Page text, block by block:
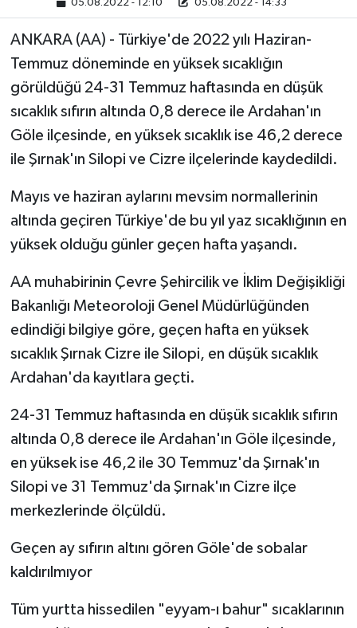
05.08.2022 - 12:10 05.08.2022 - 14:33
ANKARA (AA) - Türkiye'de 2022 yılı Haziran-
Temmuz döneminde en yüksek sıcaklığın
görüldüğü 24-31 Temmuz haftasında en düşük
sıcaklık sıfırın altında 0,8 derece ile Ardahan'ın
Göle ilçesinde, en yüksek sıcaklık ise 46,2 derece
ile Şırnak'ın Silopi ve Cizre ilçelerinde kaydedildi.
Mayıs ve haziran aylarını mevsim normallerinin
altında geçiren Türkiye'de bu yıl yaz sıcaklığının en
yüksek olduğu günler geçen hafta yaşandı.
AA muhabirinin Çevre Şehircilik ve İklim Değişikliği
Bakanlığı Meteoroloji Genel Müdürlüğünden
edindiği bilgiye göre, geçen hafta en yüksek
sıcaklık Şırnak Cizre ile Silopi, en düşük sıcaklık
Ardahan'da kayıtlara geçti.
24-31 Temmuz haftasında en düşük sıcaklık sıfırın
altında 0,8 derece ile Ardahan'ın Göle ilçesinde,
en yüksek ise 46,2 ile 30 Temmuz'da Şırnak'ın
Silopi ve 31 Temmuz'da Şırnak'ın Cizre ilçe
merkezlerinde ölçüldü.
Geçen ay sıfırın altını gören Göle'de sobalar
kaldırılmıyor
Tüm yurtta hissedilen "eyyam-ı bahur" sıcaklarının